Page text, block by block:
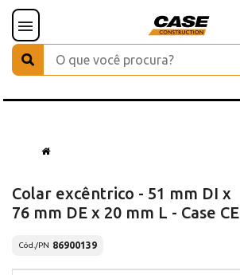
Colar excêntrico - 51 mm DI x
76 mm DE x 20 mm L - Case CE
Cód./PN 86900139